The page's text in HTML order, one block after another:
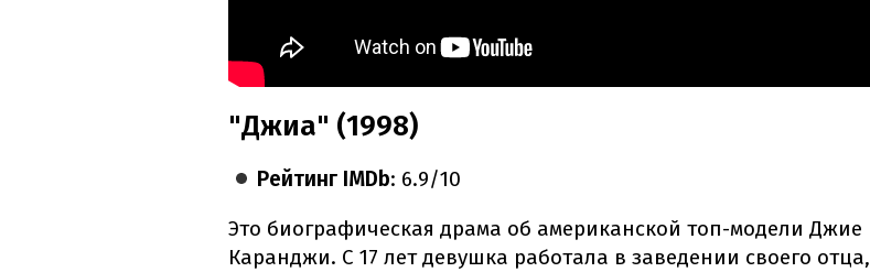
"Джиа" (1998)
Рейтинг IMDb: 6.9/10
Это биографическая драма об американской топ-модели Джие
Каранджи. С 17 лет девушка работала в заведении своего отца,